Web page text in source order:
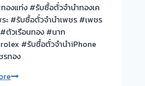
ไม่
ต้อง
รอ
จบไว
📌
งาน
งแท่ง #รับซื้อตั๋วจำนำทองเค
ะ #รับซื้อตั๋วจำนำเพชร #เพชร
วเรือนทอง #นาก
#รับซื้อตั๋วจำนำiPhone
รทอง
รับ